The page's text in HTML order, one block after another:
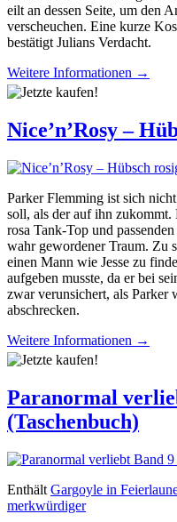
eilt an dessen Seite, um den
verscheuchen. Eine kurze
bestätigt Julians Verdacht.
Weitere Informationen →
Nice’n’Rosy –
Parker Flemming ist sich
soll, als der auf ihn
rosa Tank-Top und
wahr gewordener Traum. Zu
einen Mann wie Jesse zu
aufgeben musste, da er bei
zwar verunsichert, als Parker
abschrecken.
Weitere Informationen →
Paranormal
(Taschenbuch)
Enthält Gargoyle in
merkwürdiger